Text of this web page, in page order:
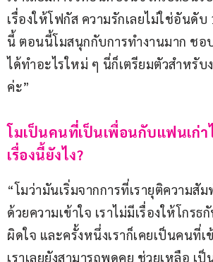
เรื่องให้โฟกัส ความรักเลยไม่ใช่อันดั
นี้ ตอนนี้โมสนุกกับการทำงานมาก ชอ
ได้ทำอะไรใหม่ ๆ นี่ก็เตรียมตัวสำหรับ
ค่ะ”
โมเป็นคนที่เป็นเพื่อนกับแฟนเก่
เรื่องนี้ยังไง?
“โมว่ามันเริ่มจากการที่เรายุติความ
ด้วยความเข้าใจ เราไม่มีเรื่องให้โกรธ
ผิดใจ และครั้งหนึ่งเราก็เคยเป็นคนที่
เราเลยยังสามารถพูดคุย ช่วยเหลือ เ